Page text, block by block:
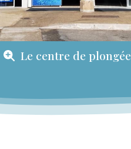
Le centre de plongée